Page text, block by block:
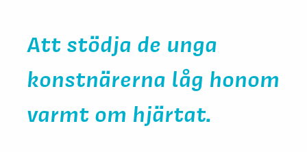
Att stödja de unga
konstnärerna låg honom
varmt om hjärtat.